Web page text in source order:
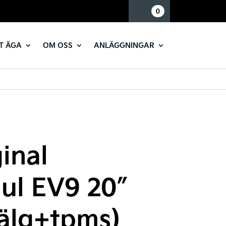
0
ÄGA OM OSS ANLÄGGNINGAR
EV9 20″